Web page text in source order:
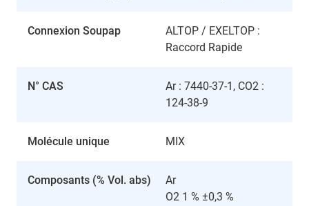
Connexion Soupap
ALTOP / EXELTOP :
Raccord Rapide
N° CAS
Ar : 7440-37-1, CO2 :
124-38-9
Molécule unique MIX
Composants (% Vol. abs)
Ar
O2 1 % ±0,3 %